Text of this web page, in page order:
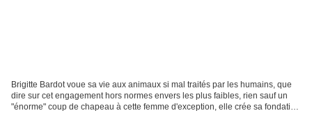
Brigitte Bardot voue sa vie aux animaux si mal traités par les humains, que
dire sur cet engagement hors normes envers les plus faibles, rien sauf un
"énorme" coup de chapeau à cette femme d'exception, elle crée sa fondation